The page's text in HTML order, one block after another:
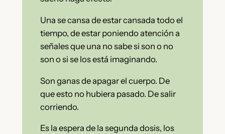
Una se cansa de estar cansada todo el
tiempo, de estar poniendo atención a
señales que una no sabe si son o no
son o si se los está imaginando.
Son ganas de apagar el cuerpo. De
que esto no hubiera pasado. De salir
corriendo.
Es la espera de la segunda dosis, los